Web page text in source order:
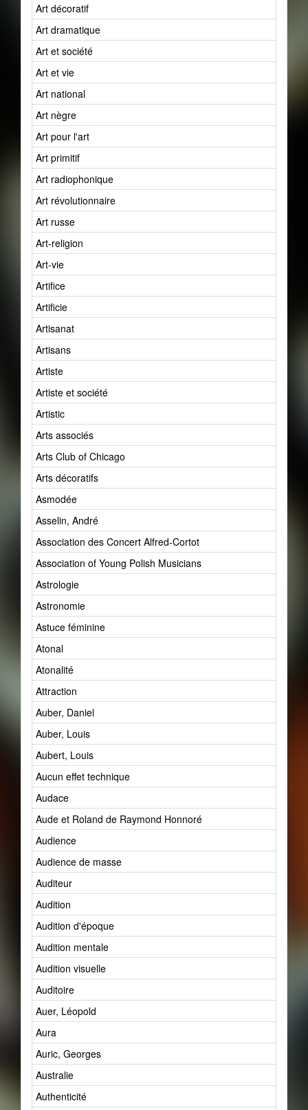
Art décoratif
Art dramatique
Art et société
Art et vie
Art national
Art nègre
Art pour l'art
Art primitif
Art radiophonique
Art révolutionnaire
Art russe
Art-religion
Art-vie
Artifice
Artificie
Artisanat
Artisans
Artiste
Artiste et société
Artistic
Arts associés
Arts Club of Chicago
Arts décoratifs
Asmodée
Asselin, André
Association des Concert Alfred-Cortot
Association of Young Polish Musicians
Astrologie
Astronomie
Astuce féminine
Atonal
Atonalité
Attraction
Auber, Daniel
Auber, Louis
Aubert, Louis
Aucun effet technique
Audace
Aude et Roland de Raymond Honnoré
Audience
Audience de masse
Auditeur
Audition
Audition d'époque
Audition mentale
Audition visuelle
Auditoire
Auer, Léopold
Aura
Auric, Georges
Australie
Authenticité